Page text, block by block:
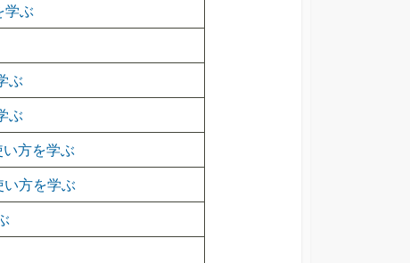
学ぶ
ぶ
ぶ
方を学ぶ
方を学ぶ